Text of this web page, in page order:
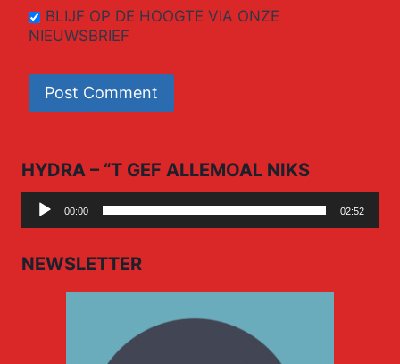
BLIJF OP DE HOOGTE VIA ONZE
NIEUWSBRIEF
HYDRA – “T GEF ALLEMOAL NIKS
Audio
Player
00:00 02:52
NEWSLETTER